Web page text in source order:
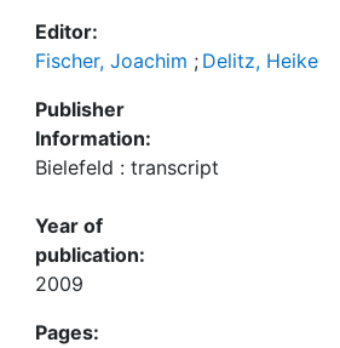
Editor:
Fischer, Joachim ; Delitz, Heike
Publisher
Information:
Bielefeld : transcript
Year of
publication:
2009
Pages: